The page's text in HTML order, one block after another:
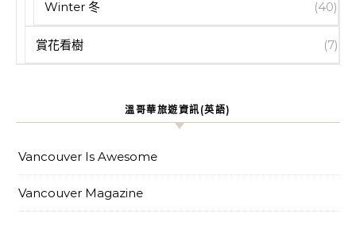
Winter 冬 (40)
賞花看樹 (7)
溫哥華旅遊資訊(英語)
Vancouver Is Awesome
Vancouver Magazine